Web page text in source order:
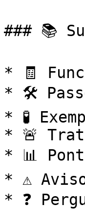
### 📚
* 🧾
* 🛠️
* 🧪
* 🚨
* 📊
* ⚠️
* ❓